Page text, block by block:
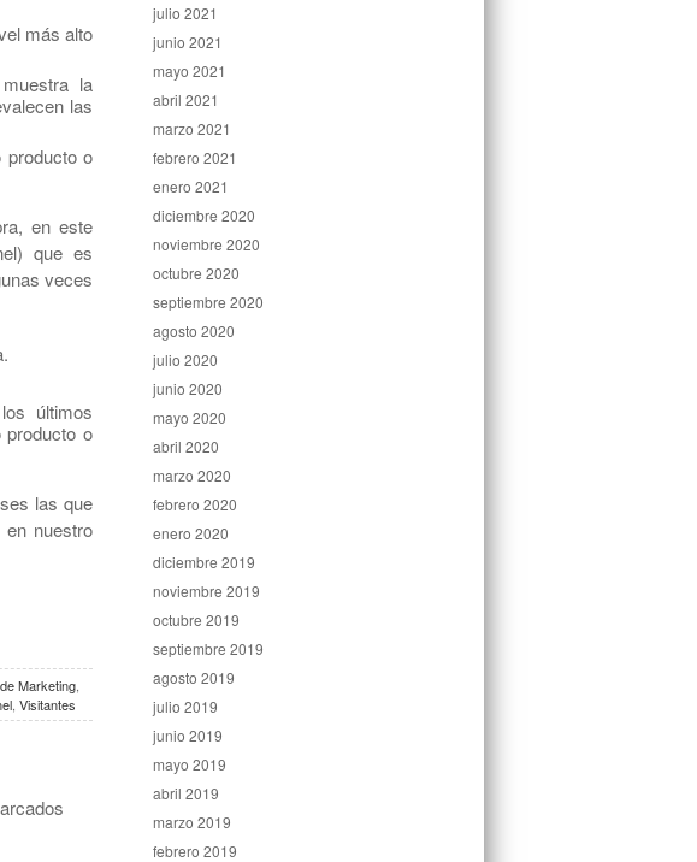
más alto
la
las
producto o
en este
que es
veces
últimos
producto o
las que
nuestro
Marketing
Visitantes
julio 2021
junio 2021
mayo 2021
abril 2021
marzo 2021
febrero 2021
enero 2021
diciembre 2020
noviembre 2020
octubre 2020
septiembre 2020
agosto 2020
julio 2020
junio 2020
mayo 2020
abril 2020
marzo 2020
febrero 2020
enero 2020
diciembre 2019
noviembre 2019
octubre 2019
septiembre 2019
agosto 2019
julio 2019
junio 2019
mayo 2019
abril 2019
marzo 2019
febrero 2019